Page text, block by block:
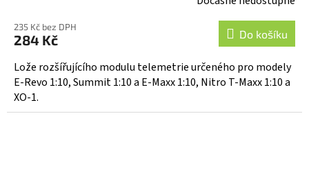
235 Kč bez DPH
284 Kč Do košíku
Lože rozšířujícího modulu telemetrie určeného pro modely
E-Revo 1:10, Summit 1:10 a E-Maxx 1:10, Nitro T-Maxx 1:10 a
XO-1.